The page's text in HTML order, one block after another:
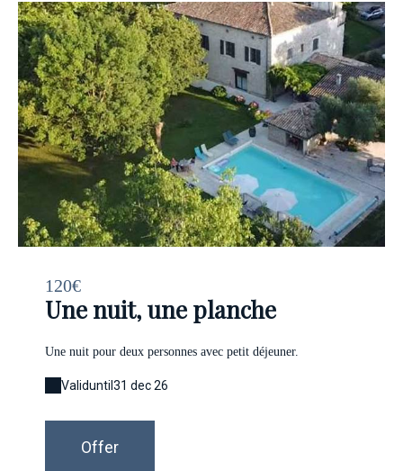
120€
Une nuit, une planche
Une nuit pour deux personnes avec petit déjeuner.
Validuntil 31 dec 26
Offer